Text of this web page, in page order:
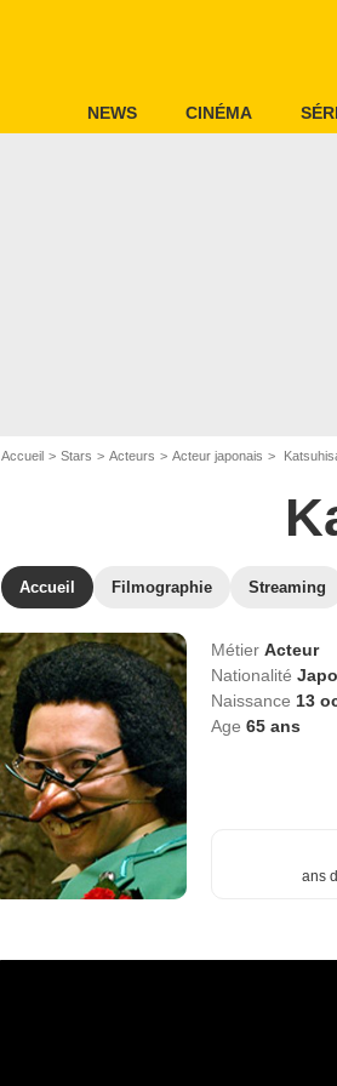
NEWS CINÉMA
Accueil Stars Acteurs Acteur japonais
Accueil Filmographie Streaming
Métier Acteur
Nationalité
Naissance 13
Age 65ans
ans